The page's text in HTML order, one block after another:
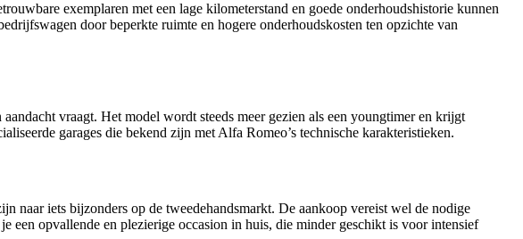
exemplaren met een lage kilometerstand en goede onderhoudshistorie kunnen
door beperkte ruimte en hogere onderhoudskosten ten opzichte van
vraagt. Het model wordt steeds meer gezien als een youngtimer en krijgt
garages die bekend zijn met Alfa Romeo’s technische karakteristieken.
naar iets bijzonders op de tweedehandsmarkt. De aankoop vereist wel de nodige
een opvallende en plezierige occasion in huis, die minder geschikt is voor intensief